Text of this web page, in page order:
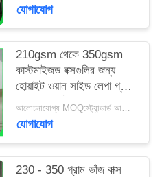
যোগাযোগ
210gsm থেকে 350gsm
কাস্টমাইজড বক্সগুলির জন্য
হোয়াইট ওয়ান সাইড লেপা গ্লসি
এফবিবি বোর্ড
আলোচনাযোগ্য MOQ:স্ট্যান্ডার্ড আকারের জন্য 1 টন এবং বিশেষ আকারের জন্য 10 টন
যোগাযোগ
230 - 350 গ্রাম ভাঁজ বাক্স